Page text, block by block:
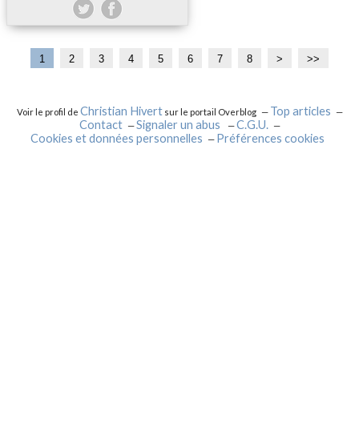
1 2 3 4 5 6 7 8 > >>
Voir le profil de Christian Hivertsur le portail Overblog
Top articles
Contact
Signaler un abus
C.G.U.
Cookies et données personnelles
Préférences cookies